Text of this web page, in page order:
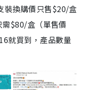
裝換購價只售$20/盒
需$80/盒（單售價
就買到，產品數量